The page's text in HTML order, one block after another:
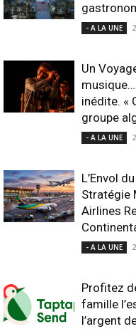
- A LA UNE
Un
inédite. «
groupe
- A LA UNE
L’Envol
Stratégie
Airlines
- A LA UNE
Profitez
famille
l’argent